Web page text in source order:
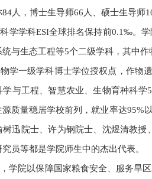
84人，博士生导师66人、硕士生导师
学学科ESI全球排名保持前0.1‰。
与生态工程等5个二级学科，其中
学一级学科博士学位授权点，作物
学与工程、智慧农业、生物育种科学
源质量稳居学校前列，就业率达95%
树迅院士、许为钢院士、 沈煜清教授
员等都是学院师生中的杰出代表。
学院以保障国家粮食安全、服务旱